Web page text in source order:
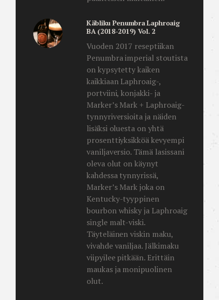
Käbliku Penumbra Laphroaig
BA (2018-2019) Vol. 2
Vuoden 2017 reseptiikan
Penumbra imperial stoutista
on kypsytetty kaiken
kaikkiaan Laphroaig-,
portviini, konjakki- ja
Marker’s Mark + Laphroaig-
tynnyriversioita ja näiden
lisäksi oluesta on yhtä
prosenttiyksikköä kevyempi
vaniljaversio. Tämä lasissani
oleva olut on käynyt
kahdessa tynnyrissä,
Marker’s Mark joka on
Kentucky-tyyppinen
bourbon whisky ja Laphroaig
single malt-viski.
Täyteläinen viskin maku,
vivahde vaniljaa. Jälkimaku
viipyilee pitkään. Erittäin
maukas ja monipuolinen
olut.